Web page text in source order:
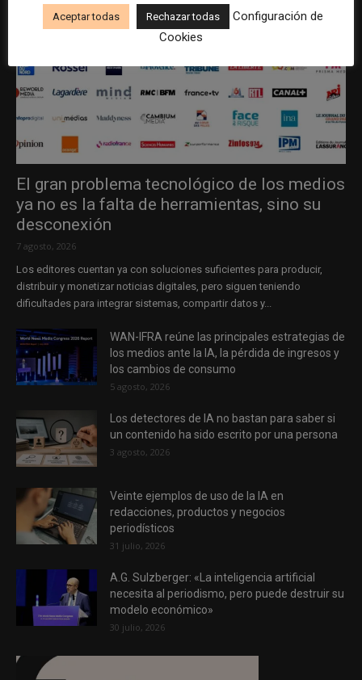
El gran problema tecnológico de los medios
ya no es la falta de herramientas, sino su
desconexión
7 agosto, 2026
Los editores cuentan ya con soluciones suficientes para producir,
distribuir y monetizar noticias digitales, pero siguen teniendo
dificultades para integrar sistemas, compartir datos y...
WAN-IFRA reúne las principales estrategias de
los medios ante la IA, la pérdida de ingresos y
los cambios de consumo
5 agosto, 2026
Los detectores de IA no bastan para saber si
un contenido ha sido escrito por una persona
3 agosto, 2026
Veinte ejemplos de uso de la IA en
redacciones, productos y negocios
periodísticos
31 julio, 2026
A.G. Sulzberger: «La inteligencia artificial
necesita al periodismo, pero puede destruir su
modelo económico»
30 julio, 2026
Aceptar todas Rechazar todas
Configuración de
Cookies